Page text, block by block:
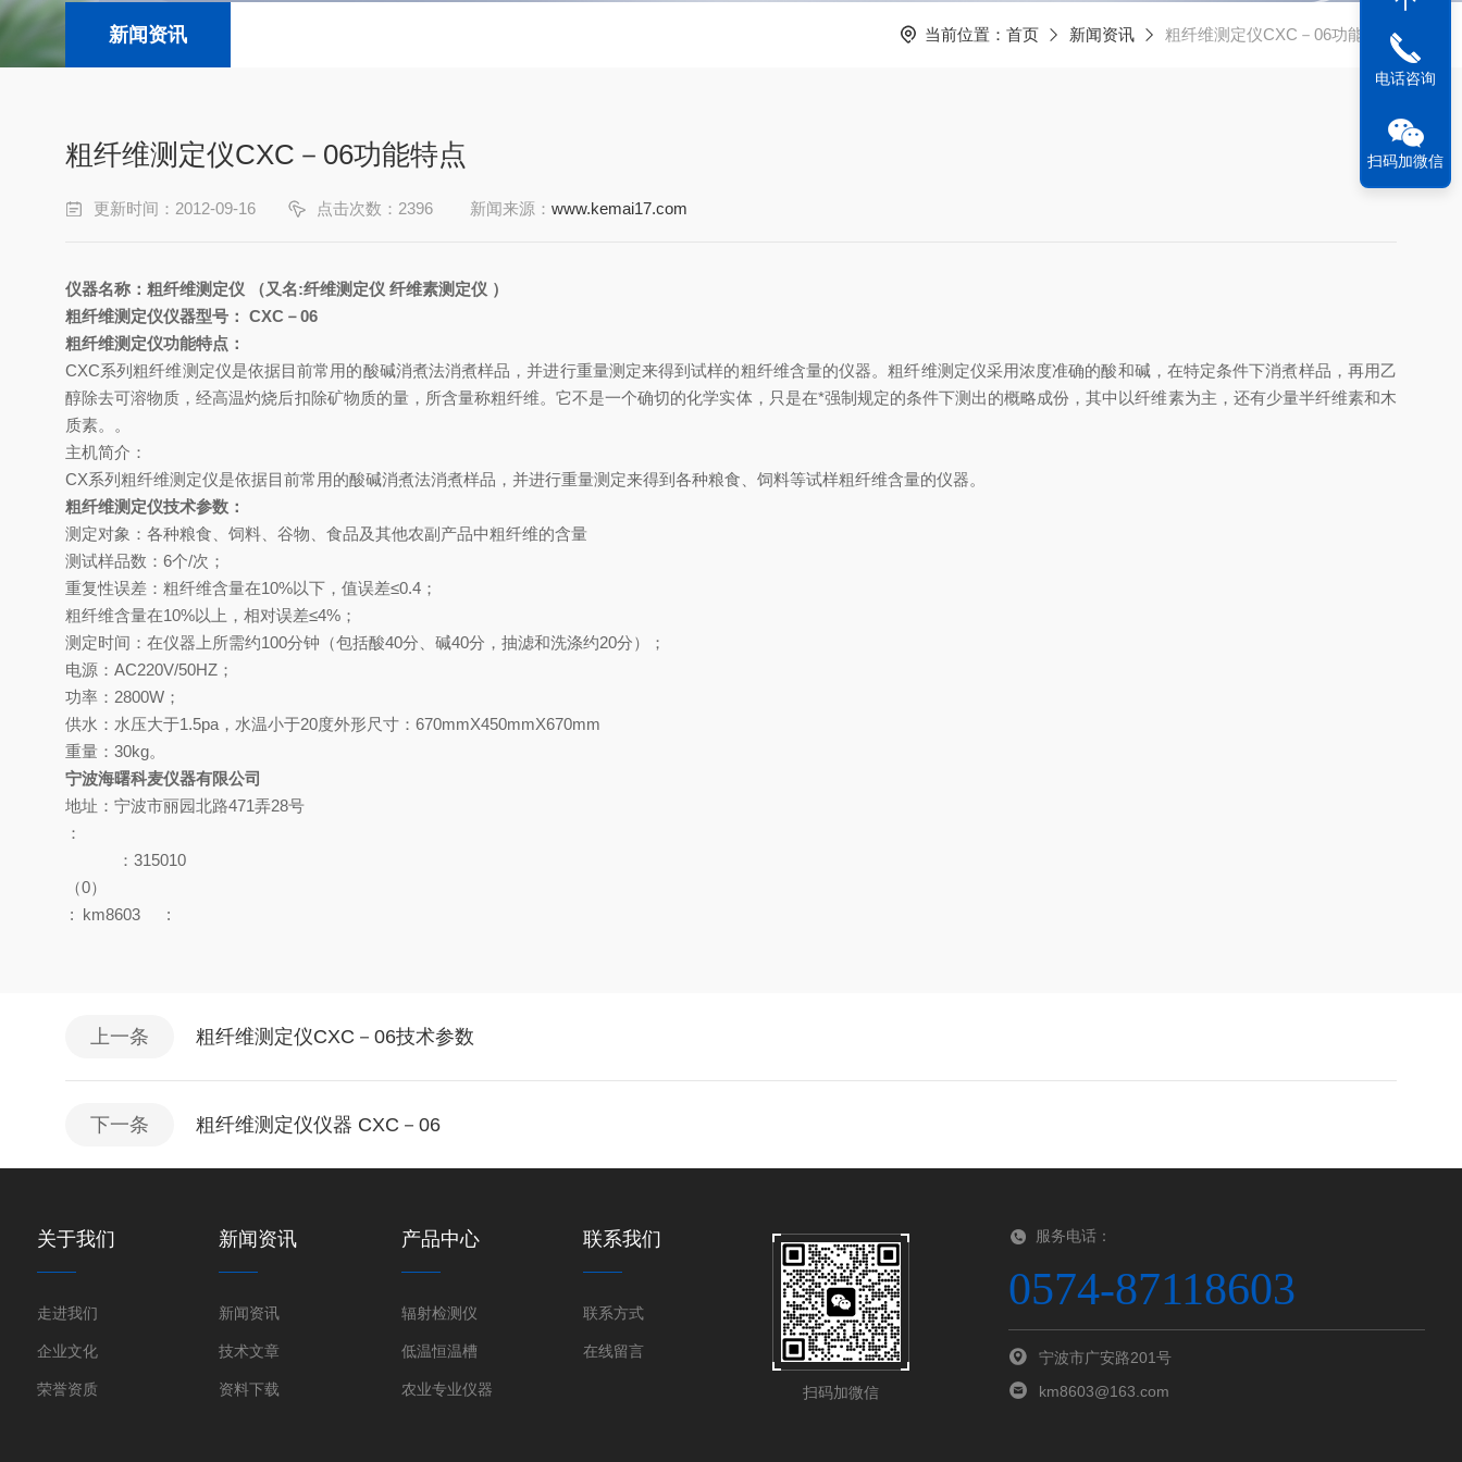
新闻资讯 当前位置： 首页 新闻资讯 粗纤维测定仪CXC－06功能特点
粗纤维测定仪CXC－06功能特点
更新时间：2012-09-16 点击次数：2396 新闻来源： www.kemai17.com
仪器名称：粗纤维测定仪 （又名:纤维测定仪 纤维素测定仪 ）
粗纤维测定仪仪器型号： CXC －06
粗纤维测定仪功能特点：
CXC系列粗纤维测定仪是依据目前常用的酸碱消煮法消煮样品，并进行重量测定来得到试样的粗纤维含量的仪器。粗纤维测定仪采用浓度准确的酸和碱，在特定条件下消煮样品，再用乙
醇除去可溶物质，经高温灼烧后扣除矿物质的量，所含量称粗纤维。它不是一个确切的化学实体，只是在*强制规定的条件下测出的概略成份，其中以纤维素为主，还有少量半纤维素和木
质素。
。
主机简介：
CX系列粗纤维测定仪是依据目前常用的酸碱消煮法消煮样品，并进行重量测定来得到各种粮食、饲料等试样粗纤维含量的仪器。
粗纤维测定仪技术参数：
测定对象：各种粮食、饲料、谷物、食品及其他农副产品中粗纤维的含量
测试样品数： 6个/次；
重复性误差：粗纤维含量在10%以下，值误差≤0.4 ；
粗纤维含量在10%以上，相对误差≤4% ；
测定时间：在仪器上所需约100分钟（包括酸40分、碱40分，抽滤和洗涤约20分）；
电源： AC220V/50HZ ；
功率： 2800W ；
供水：水压大于1.5pa ，水温小于20度外形尺寸： 670mmX450mmX670mm
重量： 30kg。
宁波海曙科麦仪器有限公司
地址：宁波市丽园北路471弄28号
：
：315010
（0）
: km8603 :
上一条 粗纤维测定仪CXC－06技术参数
下一条 粗纤维测定仪仪器 CXC－06
关于我们
走进我们
企业文化
荣誉资质
新闻资讯
新闻资讯
技术文章
资料下载
产品中心
辐射检测仪
低温恒温槽
农业专业仪器
联系我们
联系方式
在线留言
扫码加微信
服务电话：
0574-87118603
宁波市广安路201号
km8603@163.com
电话咨询
扫码加微信